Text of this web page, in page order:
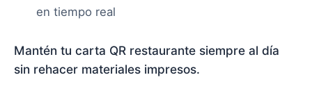
en tiempo real
Mantén tu carta QR restaurante siempre al día
sin rehacer materiales impresos.